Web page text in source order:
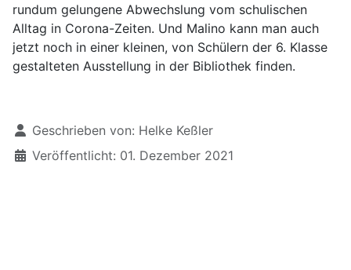
rundum gelungene Abwechslung vom schulischen
Alltag in Corona-Zeiten. Und Malino kann man auch
jetzt noch in einer kleinen, von Schülern der 6. Klasse
gestalteten Ausstellung in der Bibliothek finden.
Details
Geschrieben von: Helke Keßler
Veröffentlicht: 01. Dezember 2021